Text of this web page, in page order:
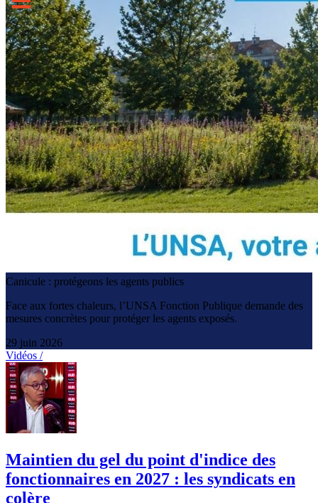
Canicule : protégeons les agents publics
Face aux fortes chaleurs, l’UNSA Fonction Publique demande des
mesures concrètes pour protéger les agents exposés.
29 juin 2026
Vidéos /
Maintien du gel du point d'indice des
fonctionnaires en 2027 : les syndicats en
colère